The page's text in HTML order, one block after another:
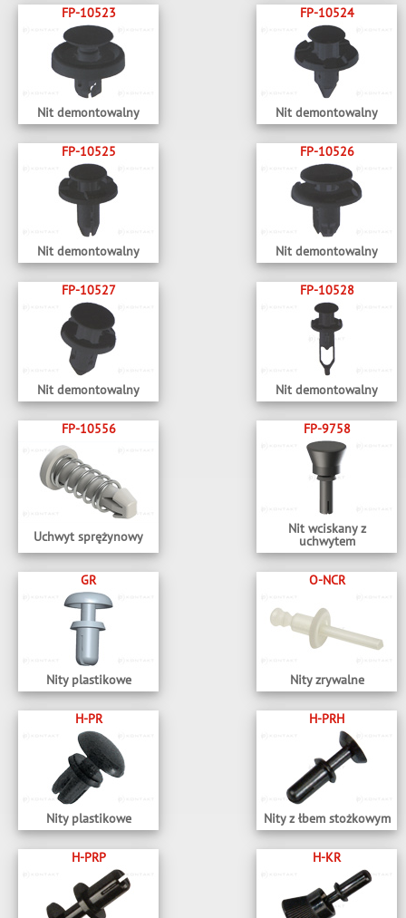
FP-10523
Nit demontowalny
FP-10524
Nit demontowalny
FP-10525
Nit demontowalny
FP-10526
Nit demontowalny
FP-10527
Nit demontowalny
FP-10528
Nit demontowalny
FP-10556
Uchwyt sprężynowy
FP-9758
Nit wciskany z
uchwytem
GR
Nity plastikowe
O-NCR
Nity zrywalne
H-PR
Nity plastikowe
H-PRH
Nity z łbem stożkowym
H-PRP H-KR